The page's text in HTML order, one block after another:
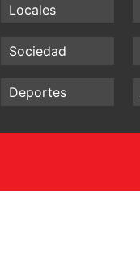
Locales
Sociedad
Deportes